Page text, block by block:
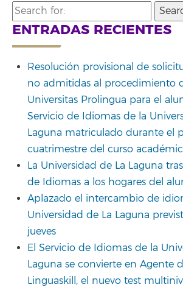
Search
for:
ENTRADAS RECIENTES
Resolución provisional de
no admitidas al procedimiento
Universitas Prolingua para el
Servicio de Idiomas de la
Laguna matriculado durante el
cuatrimestre del curso
La Universidad de La Laguna
de Idiomas a los hogares del
Aplazado el intercambio de
Universidad de La Laguna
jueves
El Servicio de Idiomas de la
Laguna se convierte en Agente
Linguaskill, el nuevo test